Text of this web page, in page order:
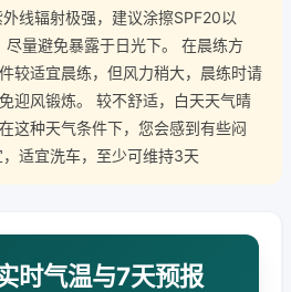
线辐射极强，建议涂擦SPF20以
尽量避免暴露于日光下。 在晨练方
较适宜晨练，但风力稍大，晨练时请
迎风锻炼。 较不舒适，白天天气晴
这种天气条件下，您会感到有些闷
适宜洗车，至少可维持3天
时气温与7天预报